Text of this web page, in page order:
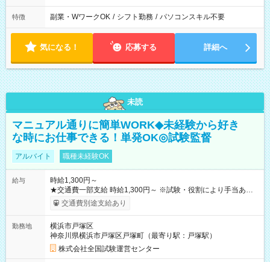
特徴 副業・WワークOK / シフト勤務 / パソコンスキル不要
気になる！ 応募する 詳細へ
未読
マニュアル通りに簡単WORK◆未経験から好き
な時にお仕事できる！単発OK◎試験監督
アルバイト 職種未経験OK
給与
時給1,300円～
★交通費一部支給 時給1,300円～ ※試験・役割により手当あり
※勤務回数により昇給あり 【即給（前払い）オプションあ
り！】 希望される場合、勤務から1週間ほどで給与の一部を受け
例】 ・河合塾模擬試験 8:30～17:30（休憩1時間） 時給1,300円
×8時間＝日収10,400円＋交通費 ※当日の役割により時給＋100
円の場合あり ・国家試験 7:00～13:30（休憩なし） 時給1,300
円（役割手当＋100円）×6時間＝日収8,400円＋交通費 【試用期
交通費別途支給あり
勤務地
横浜市戸塚区
神奈川県横浜市戸塚区戸塚町（最寄り駅：戸塚駅）
株式会社全国試験運営センター